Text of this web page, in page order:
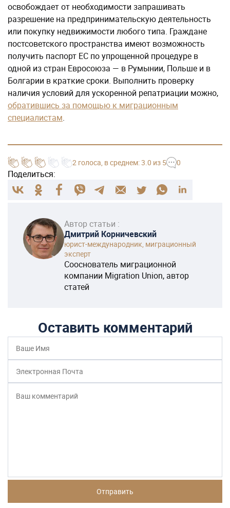
освобождает от необходимости запрашивать
разрешение на предпринимательскую деятельность
или покупку недвижимости любого типа. Граждане
постсоветского пространства имеют возможность
получить паспорт ЕС по упрощенной процедуре в
одной из стран Евросоюза — в Румынии, Польше и в
Болгарии в краткие сроки. Выполнить проверку
наличия условий для ускоренной репатриации можно,
обратившись за помощью к миграционным
специалистам.
2 голоса , в среднем:3.0 из 5 0
Поделиться:
Автор статьи :
Дмитрий Корничевский
юрист-международник, миграционный
эксперт
Сооснователь миграционной
компании Migration Union, автор
статей
Оставить комментарий